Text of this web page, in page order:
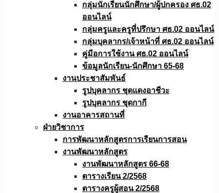
กลุ่มนักเรียนนักศึกษา/ผู้ปกครอง ศธ.02
ออนไลน์
กลุ่มครูและครูที่ปรึกษา ศธ.02 ออนไลน์
กลุ่มบุคลากร/เจ้าหน้าที่ ศธ.02 ออนไลน์
คู่มือการใช้งาน ศธ.02 ออนไลน์
ข้อมูลนักเรียน-นักศึกษา 65-68
งานประชาสัมพันธ์
รูปบุคลากร ชุดแดงอาชีวะ
รูปบุคลากร ชุดกากี
งานอาคารสถานที่
ฝ่ายวิชาการ
การพัฒนาหลักสูตรการเรียนการสอน
งานพัฒนาหลักสูตร
งานพัฒนาหลักสูตร 66-68
ตารางเรียน 2/2568
ตารางครูผู้สอน 2/2568